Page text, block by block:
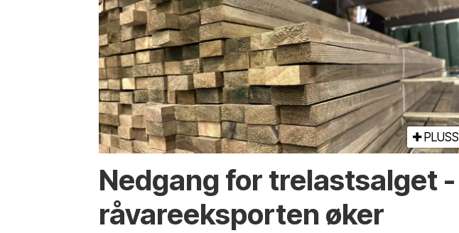
PLUSS
Nedgang for trelastsalget -
råvare­eksporten øker